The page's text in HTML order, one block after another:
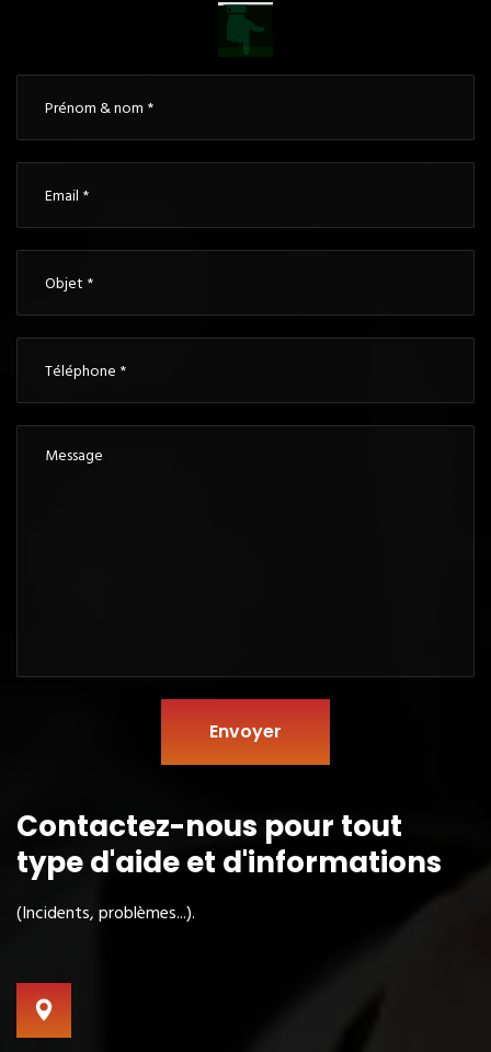
Envoyer
Contactez-nous pour tout
typed'aide et d'informations
(Incidents, problèmes...).